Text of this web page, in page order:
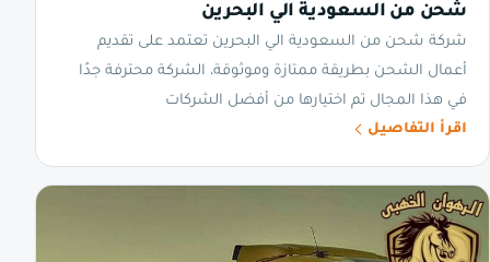
شحن من السعودية الي البحرين
شركة شحن من السعودية الي البحرين تعتمد على تقديم
أعمال الشحن بطريقة ممتازة وموثوقة، الشركة محترفة جدًا
في هذا المجال تم اختيارها من أفضل الشركات
اقرأ التفاصيل